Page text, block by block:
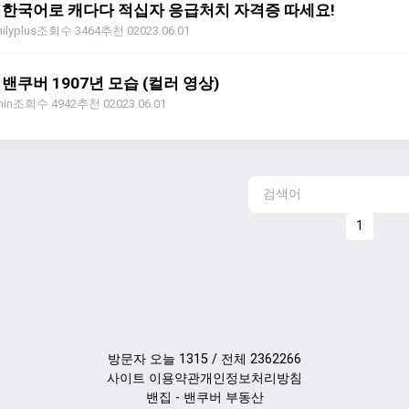
한국어로 캐다다 적십자 응급처치 자격증 따세요!
조회수 3464추천 02023.06.01
밴쿠버 1907년 모습 (컬러 영상)
조회수 4942추천 02023.06.01
1
방문자 오늘 1315 / 전체 2362266
사이트 이용약관개인정보처리방침
밴집 - 밴쿠버 부동산